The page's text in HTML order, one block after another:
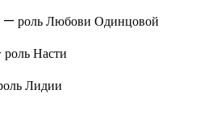
роль Любови Одинцовой
Насти
Лидии